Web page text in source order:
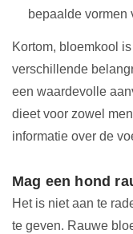
bepaalde vormen
Kortom, bloemkool
verschillende
een waardevolle
dieet voor zowel
informatie over de
Mag een hond
Het is niet aan te
te geven. Rauwe